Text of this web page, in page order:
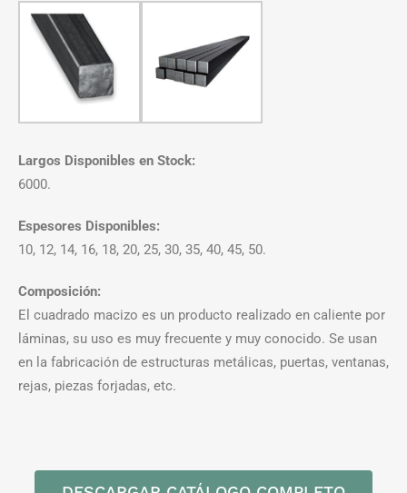
Largos Disponibles en Stock:
6000.
Espesores Disponibles:
10, 12, 14, 16, 18, 20, 25, 30, 35, 40, 45, 50.
Composición:
El cuadrado macizo es un producto realizado en caliente por
láminas, su uso es muy frecuente y muy conocido. Se usan
en la fabricación de estructuras metálicas, puertas, ventanas,
rejas, piezas forjadas, etc.